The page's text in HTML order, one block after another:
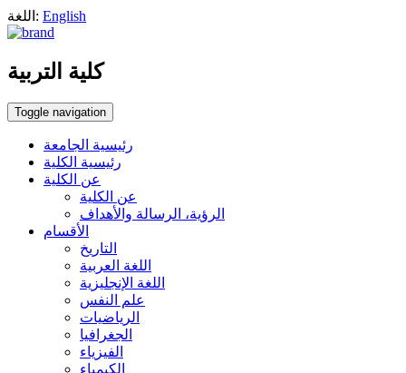
اللغة: English
كلية التربية
Toggle navigation
رئيسية الجامعة
رئيسية الكلية
عن الكلية
عن الكلية
الرؤية، الرسالة والأهداف
الأقسام
التاريخ
اللغة العربية
اللغة الإنجليزية
علم النفس
الرياضيات
الجغرافيا
الفيزياء
الكيمياء